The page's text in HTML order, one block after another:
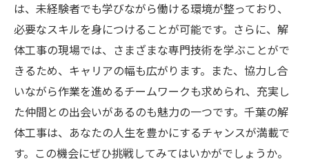
は、未経験者でも学びながら働ける環境が整っており、
必要なスキルを身につけることが可能です。さらに、解
体工事の現場では、さまざまな専門技術を学ぶことがで
きるため、キャリアの幅も広がります。また、協力し合
いながら作業を進めるチームワークも求められ、充実し
た仲間との出会いがあるのも魅力の一つです。千葉の解
体工事は、あなたの人生を豊かにするチャンスが満載で
す。この機会にぜひ挑戦してみてはいかがでしょうか。